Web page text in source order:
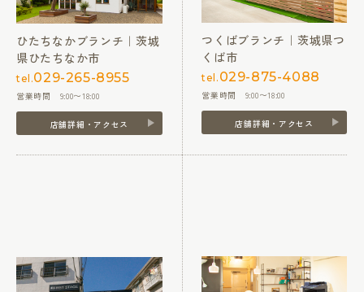
ひたちなかブランチ｜茨城
県ひたちなか市
tel.029-265-8955
営業時間 9:00〜18:00
店舗詳細・アクセス
つくばブランチ｜茨城県つ
くば市
tel. 029-875-4088
営業時間 9:00〜18:00
店舗詳細・アクセス